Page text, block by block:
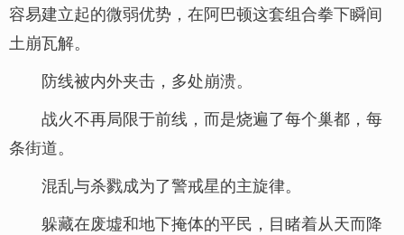
容易建立起的微弱优势，在阿巴顿这套组合拳下瞬间
土崩瓦解。
防线被内外夹击，多处崩溃。
战火不再局限于前线，而是烧遍了每个巢都，每
条街道。
混乱与杀戮成为了警戒星的主旋律。
躲藏在废墟和地下掩体的平民，目睹着从天而降